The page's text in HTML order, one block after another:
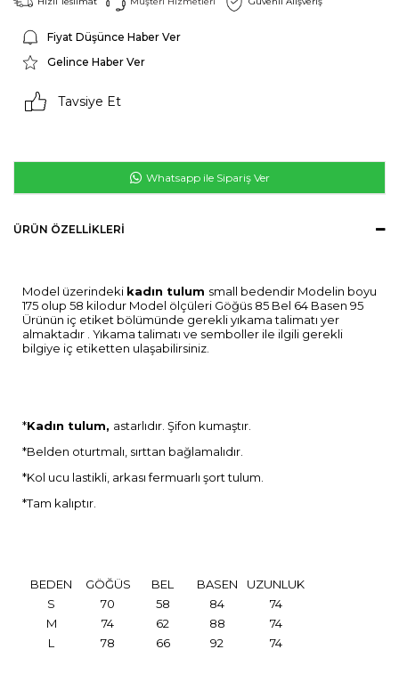
Fiyat Düşünce Haber Ver
Gelince Haber Ver
Tavsiye Et
Whatsapp ile Sipariş Ver
ÜRÜN ÖZELLIKLERI
Model üzerindeki kadın tulum small bedendir Modelin boyu
175 olup 58 kilodur Model ölçüleri Göğüs 85 Bel 64 Basen 95
Ürünün iç etiket bölümünde gerekli yıkama talimatı yer
almaktadır . Yıkama talimatı ve semboller ile ilgili gerekli
bilgiye iç etiketten ulaşabilirsiniz.
*Kadın tulum, astarlıdır. Şifon kumaştır.
*Belden oturtmalı, sırttan bağlamalıdır.
*Kol ucu lastikli, arkası fermuarlı şort tulum.
*Tam kalıptır.
BEDEN GÖĞÜS BEL BASEN
UZUNLUK
S
70 58 84
74
M
74 62 88
74
L
78 66 92 74